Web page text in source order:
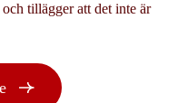
tillägger att det inte är